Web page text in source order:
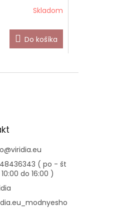
Skladom
Do košíka
@viridia.eu
( po - št
do 16:00 )